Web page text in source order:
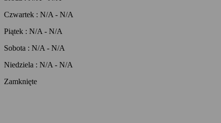
Czwartek : N/A - N/A
Piątek : N/A - N/A
Sobota : N/A - N/A
Niedziela : N/A - N/A
Zamknięte